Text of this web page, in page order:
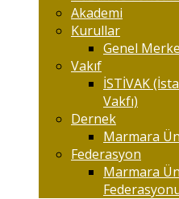
Akademi
Kurullar
Genel
Vakıf
İSTİVAK
Vakfı)
Dernek
Marmara
Federasyon
Marmara